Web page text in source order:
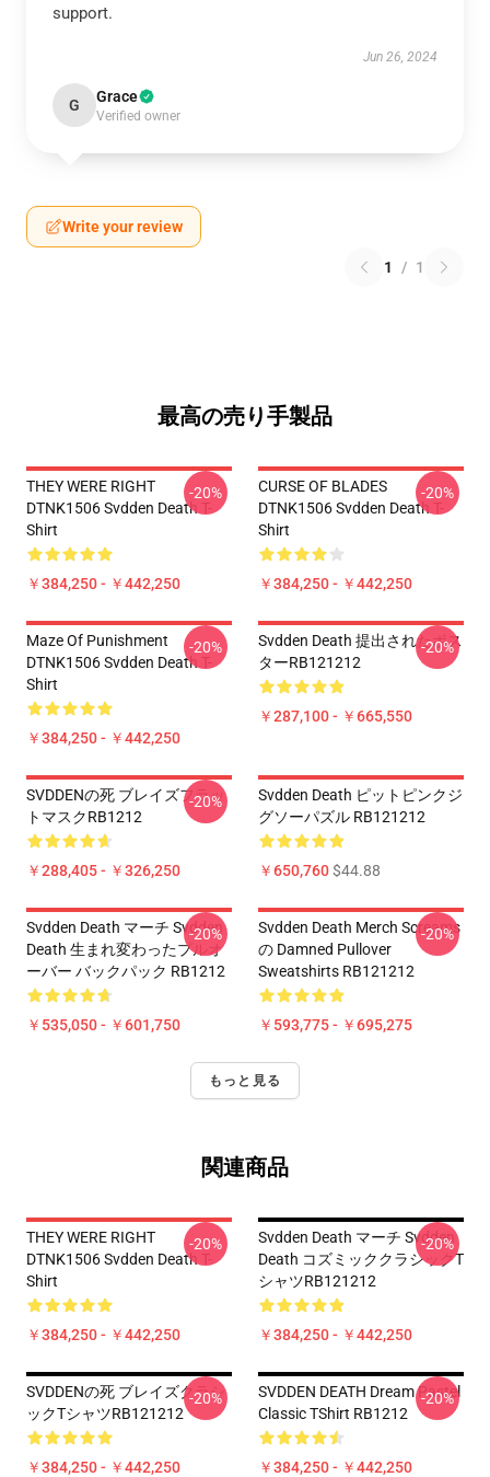
support.
Jun 26, 2024
G Grace
Verified owner
Write your review
1 / 1
最高の売り手製品
THEY WERE RIGHT
DTNK1506 Svdden Death T-
Shirt
￥384,250 - ￥442,250
-20%
CURSE OF BLADES
DTNK1506 Svdden Death T-
Shirt
￥384,250 - ￥442,250
-20%
Maze Of Punishment
DTNK1506 Svdden Death T-
Shirt
￥384,250 - ￥442,250
-20%
Svdden Death 提出されたポス
ターRB121212
￥287,100 - ￥665,550
-20%
SVDDENの死 ブレイズフラッ
トマスクRB1212
￥288,405 - ￥326,250
-20%
Svdden Death ピットピンクジ
グソーパズル RB121212
￥650,760$44.88
Svdden Death マーチ Svdden
Death 生まれ変わったプルオ
ーバー バックパック RB1212
￥535,050 - ￥601,750
-20%
Svdden Death Merch Screams
の Damned Pullover
Sweatshirts RB121212
￥593,775 - ￥695,275
-20%
もっと見る
関連商品
THEY WERE RIGHT
DTNK1506 Svdden Death T-
Shirt
￥384,250 - ￥442,250
-20%
Svdden Death マーチ Svdden
Death コズミッククラシックT
シャツRB121212
￥384,250 - ￥442,250
-20%
SVDDENの死 ブレイズクラシ
ックTシャツRB121212
￥384,250 - ￥442,250
-20%
SVDDEN DEATH Dream Pastel
Classic TShirt RB1212
￥384,250 - ￥442,250
-20%